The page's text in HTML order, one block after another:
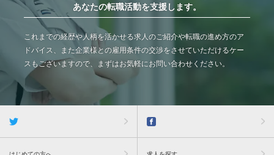
あなたの転職活動を支援します。
これまでの経歴や人柄を活かせる求人のご紹介や転職の進め方のア
ドバイス、また企業様との雇用条件の交渉をさせていただけるケー
スもございますので、まずはお気軽にお問い合わせください。